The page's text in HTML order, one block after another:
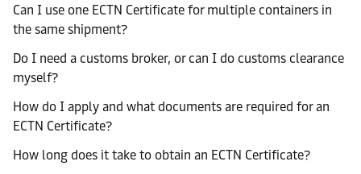
Can I use one ECTN Certificate for multiple containers in
the same shipment?
Do I need a customs broker, or can I do customs clearance
myself?
How do I apply and what documents are required for an
ECTN Certificate?
How long does it take to obtain an ECTN Certificate?